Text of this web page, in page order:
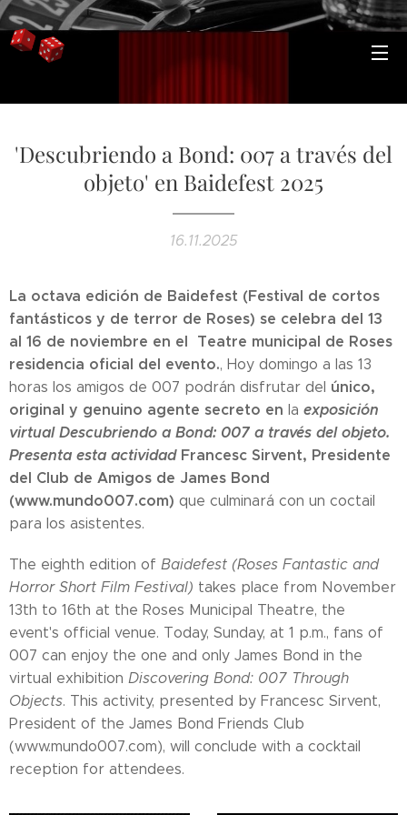
'Descubriendo a Bond: 007 a través del
objeto' en Baidefest 2025
16.11.2025
La octava edición de Baidefest (Festival de cortos
fantásticos y de terror de Roses) se celebra del 13
al 16 de noviembre en el Teatre municipal de Roses
residencia oficial del evento., Hoy domingo a las 13
horas los amigos de 007 podrán disfrutar del único,
original y genuino agente secreto en la exposición
virtual Descubriendo a Bond: 007 a través del objeto.
Presenta esta actividad Francesc Sirvent, Presidente
del Club de Amigos de James Bond
(www.mundo007.com) que culminará con un coctail
para los asistentes.
The eighth edition of Baidefest (Roses Fantastic and
Horror Short Film Festival) takes place from November
13th to 16th at the Roses Municipal Theatre, the
event's official venue. Today, Sunday, at 1 p.m., fans of
007 can enjoy the one and only James Bond in the
virtual exhibition Discovering Bond: 007 Through
Objects. This activity, presented by Francesc Sirvent,
President of the James Bond Friends Club
(www.mundo007.com), will conclude with a cocktail
reception for attendees.